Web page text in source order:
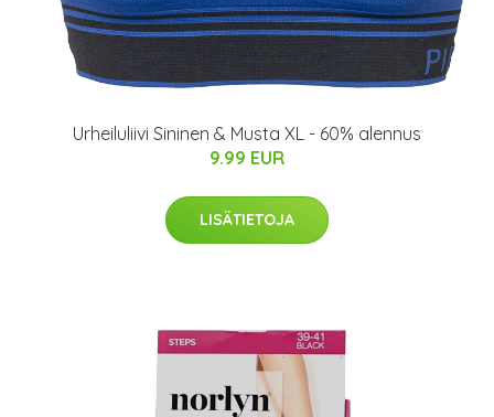
Urheiluliivi Sininen & Musta XL - 60% alennus
9.99 EUR
LISÄTIETOJA